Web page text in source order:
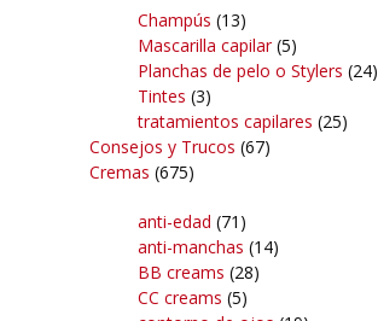
Champús (13)
Mascarilla capilar(5)
Planchas de pelo o Stylers (24)
Tintes (3)
tratamientos capilares (25)
Consejos y Trucos (67)
Cremas (675)
anti-edad (71)
anti-manchas (14)
BB creams (28)
CC creams (5)